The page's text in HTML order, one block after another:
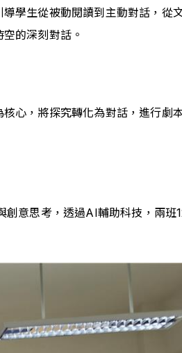
學生從被動閱讀到主動對話，從
的深刻對話。
心，將探究轉化為對話，進行劇
意思考，透過AI輔助科技，兩班